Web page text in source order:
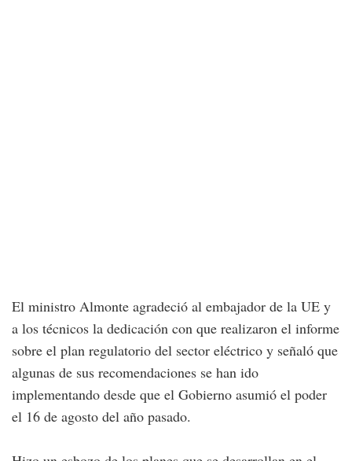
El ministro Almonte agradeció al embajador de la UE y
a los técnicos la dedicación con que realizaron el informe
sobre el plan regulatorio del sector eléctrico y señaló que
algunas de sus recomendaciones se han ido
implementando desde que el Gobierno asumió el poder
el 16 de agosto del año pasado.